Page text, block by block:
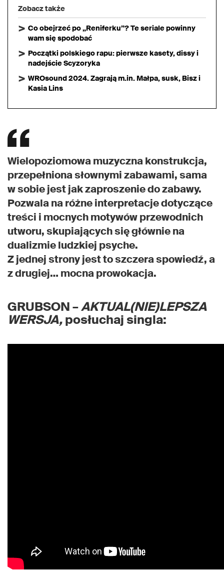
Zobacz także
Co obejrzeć po „Reniferku”? Te seriale powinny
wam się spodobać
Początki polskiego rapu: pierwsze kasety, dissy i
nadejście Scyzoryka
WROsound 2024. Zagrają m.in. Małpa, susk, Bisz i
Kasia Lins
Wielopoziomowa muzyczna konstrukcja,
przepełniona słownymi zabawami, sama
w sobie jest jak zaproszenie do zabawy.
Pozwala na różne interpretacje dotyczące
treści i mocnych motywów przewodnich
utworu, skupiających się głównie na
dualizmie ludzkiej psyche.
Z jednej strony jest to szczera spowiedź, a
z drugiej… mocna prowokacja.
GRUBSON –AKTUAL(NIE)LEPSZA
WERSJA,posłuchaj singla: